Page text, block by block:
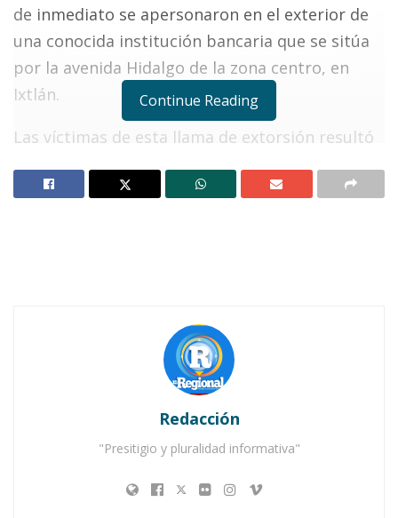
de inmediato se apersonaron en el exterior de
una conocida institución bancaria que se sitúa
por la avenida Hidalgo de la zona centro, en
Ixtlán.
Las víctimas de esta llama de extorsión resultó
municipal de Ahuacatlán y la cual pasó
¡Alerta por extorsiones telefónicas!
Piden no caer en trampas de extorsionadores, en el
trasladarse desde Ahuacatlán hasta Ixtlán para
acudir al banco y tratar de no exponerse a
Continue Reading
Redacción
"Presitigio y pluralidad informativa"